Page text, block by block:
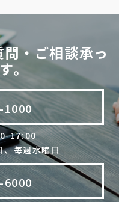
いの全部又は一部を委託
めに必要で、ご本人の同
のために必要で、ご本人
合で、ご本人の同意を得
があるとき
の承継に伴って個人情報
的の範囲内で個人情報を
・ご相談承っ
。
1000
17:00
毎週水曜日